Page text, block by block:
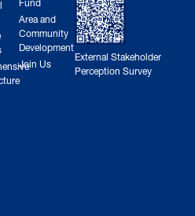
Area and
Community
Development
Join Us
External Stakeholder
Perception Survey